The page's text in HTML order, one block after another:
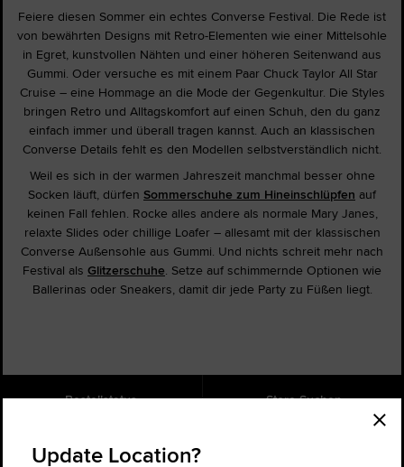
Feiere diesen Sommer ein echtes Converse Festival. Die Rede ist
von bewährten Designs mit Retro-Elementen wie einer Mittelsohle
in Egret, kunstvollen Nähten und einer höheren Seitenwand aus
Gummi. Oder versuche es mit einem Paar Chuck Taylor All Star
Cruise – eine Hommage an die Mode der Gegenkultur. Die Styles
bringen Retro und Alltagskomfort auf einen Schuh, den du ganz
einfach immer und überall tragen kannst. Auch an klassischen
Converse Details fehlt es den Modellen selbstverständlich nicht.
Weil es sich in der warmen Jahreszeit manchmal besser ohne
Socken läuft, dürfen Sommerschuhe zum Hineinschlüpfen auf
keinen Fall fehlen. Rocke alles andere als normale Mary Janes,
relaxte Slides oder chillige Loafer – allesamt mit der klassischen
Converse Außensohle aus Gummi. Und nichts schreit mehr nach
Festival als Glitzerschuhe. Setze auf schimmernde Optionen wie
Ballerinas oder Sneakers, damit dir jede Party zu Füßen liegt.
Bestellstatus Store Suchen
Über unsUpdate Location?